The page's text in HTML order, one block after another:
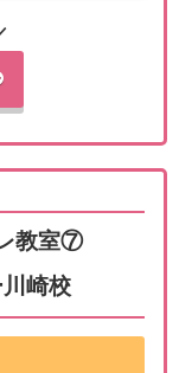
教室⑦
崎校